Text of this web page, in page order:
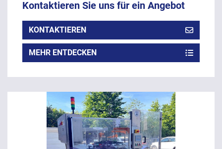
Kontaktieren Sie uns für ein Angebot
KONTAKTIEREN
MEHR ENTDECKEN